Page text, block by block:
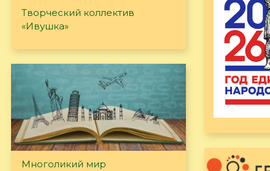
Творческий коллектив
«Ивушка»
Многоликий мир